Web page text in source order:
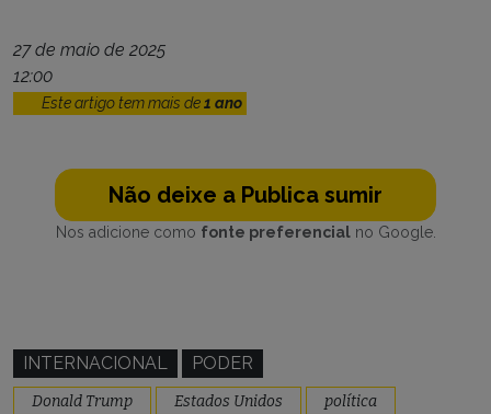
27 de maio de 2025
12:00
Este artigo tem mais de1 ano
Não deixe a Publica sumir
Nos adicione como fonte preferencialno Google.
INTERNACIONAL PODER
Donald Trump Estados Unidos política